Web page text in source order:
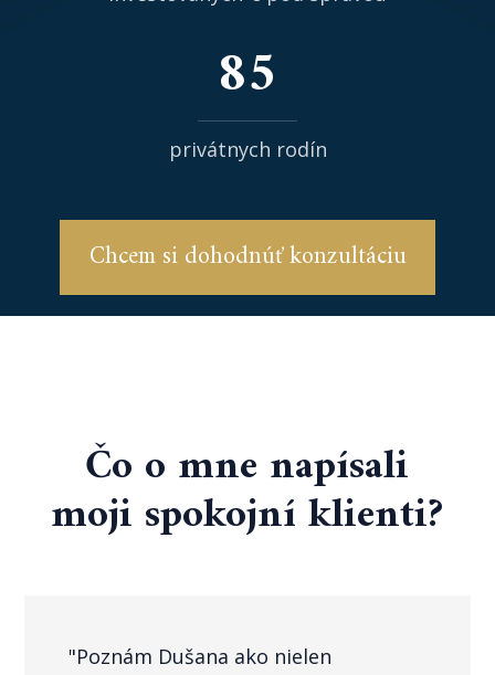
85
privátnych rodín
Chcem si dohodnúť konzultáciu
Čo o mne napísali
moji spokojní klienti?
"Poznám Dušana ako nielen